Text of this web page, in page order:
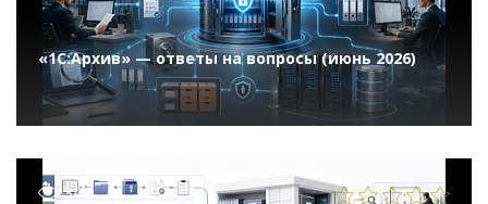
«1С:Архив» — ответы на вопросы (июнь 2026)
345